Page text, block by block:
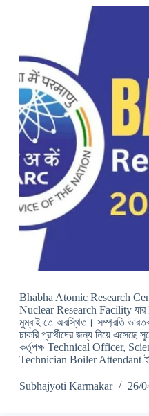
Bhabha Atomic Research
Nuclear Research Facility যার
মুম্বাই তে অবস্থিত। সম্প্রতি
চাকরি প্রার্থীদের জন্য নিয়ে
কর্তৃপক্ষ Technical Officer,
Technician Boiler Attendant
Subhajyoti Karmakar 26/